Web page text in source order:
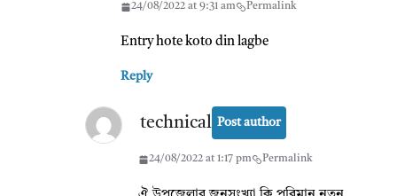
24/08/2022 at 9:31 am Permalink
Entry hote koto din lagbe
Reply
technical Post author
24/08/2022 at 1:17 pm Permalink